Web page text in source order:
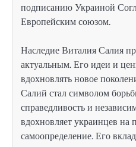
подписанию Украиной
Европейским союзом.
Наследие Виталия Салия
актуальным. Его идеи и
вдохновлять новое
Салий стал символом
справедливость и
вдохновляет украинцев на
самоопределение. Его